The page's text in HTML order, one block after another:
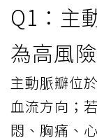
Q1：主
為高風
主動脈瓣位
血流方向；
悶、胸痛、